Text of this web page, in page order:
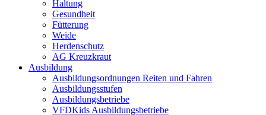
Haltung
Gesundheit
Fütterung
Weide
Herdenschutz
AG Kreuzkraut
Ausbildung
Ausbildungsordnungen Reiten und Fahren
Ausbildungsstufen
Ausbildungsbetriebe
VFDKids Ausbildungsbetriebe